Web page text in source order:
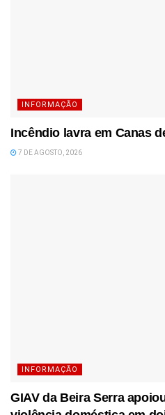
INFORMAÇÃO
Incêndio lavra em Canas
7 DE AGOSTO, 2026
INFORMAÇÃO
GIAV da Beira Serra